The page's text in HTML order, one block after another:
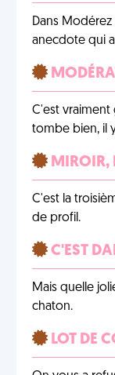
Dans
anecdote qui
C'est vraiment
tombe bien, il
MIROIR,
C'est la
de profil.
C'EST
Mais quelle
chaton.
LOT DE